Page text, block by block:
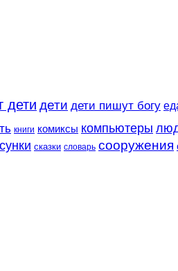
дети дети дети пишут богу
книги комиксы компьютеры
сказки словарь сооружения